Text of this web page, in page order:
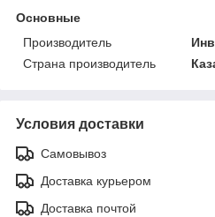
Основные
Производитель
Страна производитель
Условия доставки
Самовывоз
Доставка курьером
Доставка почтой